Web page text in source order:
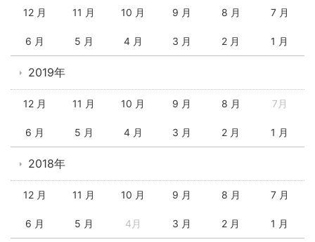
12 月 11 月 10 月 9 月 8 月 7 月
6 月 5 月 4 月 3 月 2 月 1 月
2019年
12 月 11 月 10 月 9 月 8 月 7月
6 月 5 月 4 月 3 月 2 月 1 月
2018年
12 月 11 月 10 月 9 月 8 月 7 月
6 月 5 月 4月 3 月 2 月 1 月